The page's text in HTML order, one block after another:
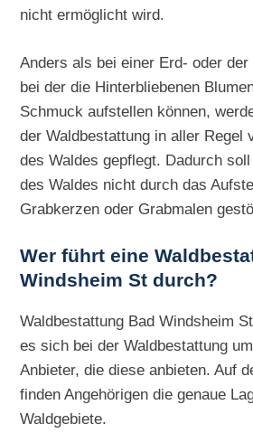
nicht ermöglicht wird.
Anders als bei einer Erd- oder
bei der die Hinterbliebenen
Schmuck aufstellen können,
der Waldbestattung in aller Regel
des Waldes gepflegt. Dadurch
des Waldes nicht durch das
Grabkerzen oder Grabmalen
Wer führt eine
Windsheim St durch?
Waldbestattung Bad Windsheim
es sich bei der Waldbestattung
Anbieter, die diese anbieten. Auf
finden Angehörigen die genaue
Waldgebiete.